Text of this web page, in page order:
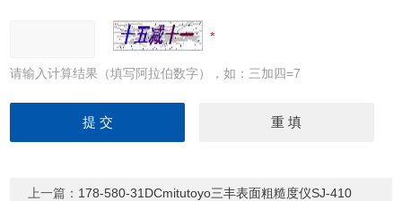
请输入计算结果（填写阿拉伯数字），如：三加四=7
上一篇： 178-580-31DCmitutoyo三丰表面粗糙度仪SJ-410